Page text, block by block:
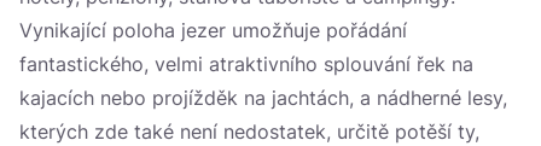
Vynikající poloha jezer umožňuje pořádání
fantastického, velmi atraktivního splouvání řek na
kajacích nebo projížděk na jachtách, a nádherné lesy,
kterých zde také není nedostatek, určitě potěší ty,